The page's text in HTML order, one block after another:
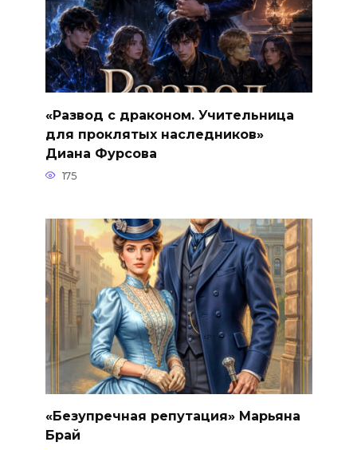
«Развод с драконом. Учительница
для проклятых наследников»
Диана Фурсова
175
«Безупречная репутация» Марьяна
Брай